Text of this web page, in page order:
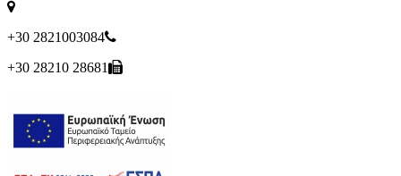
+30 2821003084
+30 28210 28681